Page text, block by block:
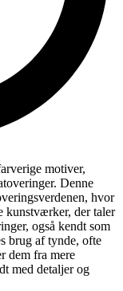
motiver,
Denne
hvor
kunstværker, der taler
også kendt som
brug af tynde, ofte
dem fra mere
med detaljer og